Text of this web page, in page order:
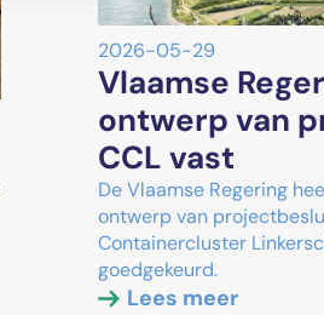
2026-05-29
Vlaamse
ontwerp van
CCL vast
De Vlaamse Regering
ontwerp van
Containercluster
goedgekeurd.
Lees meer